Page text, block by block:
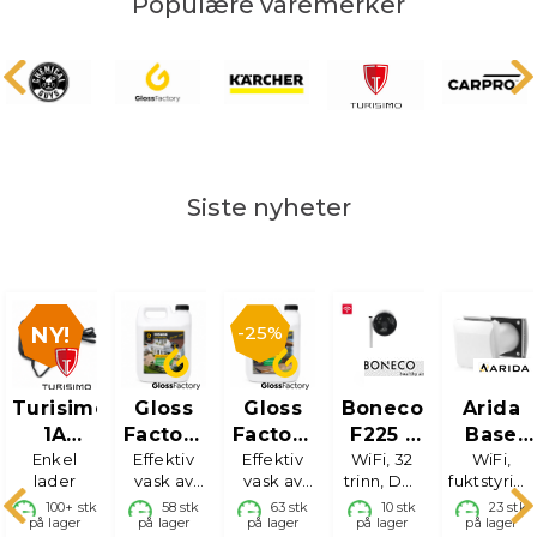
Siste nyheter
Turisimo
1A
Singel
lader
Enkel
lader
100+ stk
på lager
Gloss
Factory
Husvask
Effektiv
vask av
huset, 4L
58stk
på lager
25%
Gloss
Factory
Terrassevask
Effektiv
vask av
terrassen,
4L
63 stk
på lager
Boneco
F225 -
Gulv
Vifte
med
WiFi, 32
trinn, DC-
motor,
fuktsensor
10 stk
på lager
Arida
Base
110
WiFi
WiFi,
fuktstyring
og
23 stk
på lager